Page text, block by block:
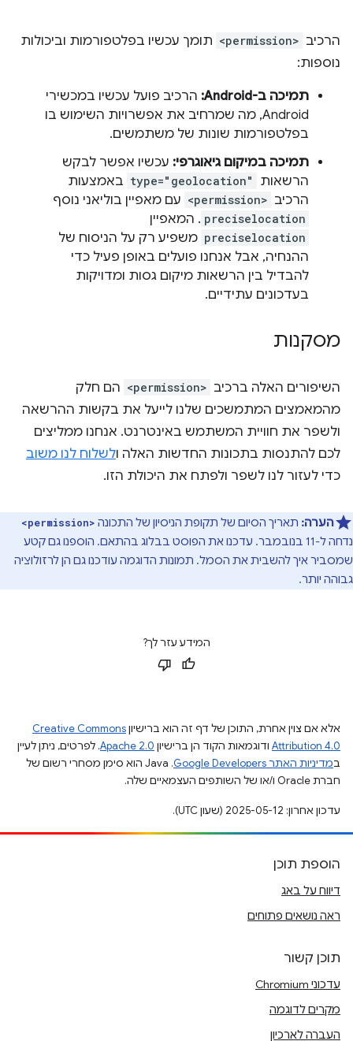
הרכיב <permission> תומך עכשיו בפלטפורמות וביכולות
נוספות:
תמיכה ב-Android:
הרכיב פועל עכשיו במכשירי
Android, מה שמרחיב את אפשרויות השימוש בו
בפלטפורמות שונות של משתמשים.
תמיכה במיקום גיאוגרפי: עכשיו אפשר לבקש
הרשאות
type="geolocation" באמצעות
הרכיב <permission> עם מאפיין בוליאני נוסף
preciselocation . המאפיין
preciselocation משפיע רק על הניסוח של
ההנחיה, אבל אנחנו פועלים באופן פעיל כדי
להבדיל בין הרשאות מיקום גסות ומדויקות
בעדכונים עתידיים.
מסקנות
השיפורים האלה ברכיב <permission> הם חלק
מהמאמצים המתמשכים שלנו לייעל את בקשות ההרשאה
ולשפר את חוויית המשתמש באינטרנט. אנחנו ממליצים
לכם להתנסות בתכונות החדשות האלה ולשלוח לנו משוב
כדי לעזור לנו לשפר ולפתח את היכולת הזו.
הערה: תאריך הסיום של תקופת הניסיון של התכונה <permission>
נדחה ל-11 בנובמבר. עדכנו את הפוסט בבלוג בהתאם. הוספנו גם קטע
שמסביר איך להשבית את הסמל. תמונות הדוגמה עודכנו גם הן לרזולוציה
גבוהה יותר.
המידע עזר לך?
אלא אם צוין אחרת, התוכן של דף זה הוא ברישיוןCreative Commons
Attribution 4.0 ודוגמאות הקוד הן ברישיון Apache 2.0. לפרטים, ניתן לעיין
במדיניות האתר Google Developers‏
.‏ Java הוא סימן מסחרי רשום של
חברת Oracle ו/או של השותפים העצמאיים שלה.
עדכון אחרון: 2025-05-12 (שעון UTC).
הוספת תוכן
דיווח על באג
ראה נושאים פתוחים
תוכן קשור
עדכוני Chromium
מקרים לדוגמה
העברה לארכיון